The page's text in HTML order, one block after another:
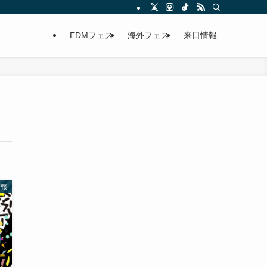
EDMフェス 海外フェス 来日情報